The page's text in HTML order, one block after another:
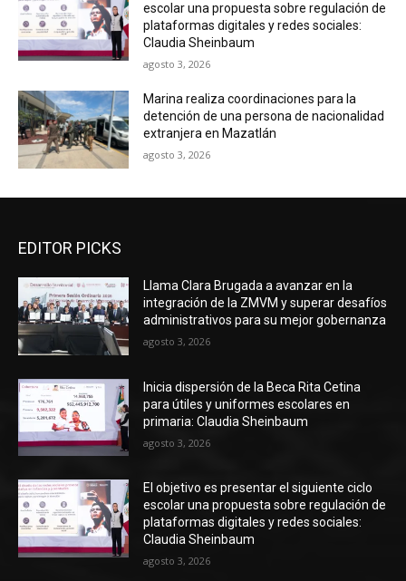
escolar una propuesta sobre regulación de
plataformas digitales y redes sociales:
Claudia Sheinbaum
agosto 3, 2026
Marina realiza coordinaciones para la
detención de una persona de nacionalidad
extranjera en Mazatlán
agosto 3, 2026
EDITOR PICKS
Llama Clara Brugada a avanzar en la
integración de la ZMVM y superar desafíos
administrativos para su mejor gobernanza
agosto 3, 2026
Inicia dispersión de la Beca Rita Cetina
para útiles y uniformes escolares en
primaria: Claudia Sheinbaum
agosto 3, 2026
El objetivo es presentar el siguiente ciclo
escolar una propuesta sobre regulación de
plataformas digitales y redes sociales:
Claudia Sheinbaum
agosto 3, 2026